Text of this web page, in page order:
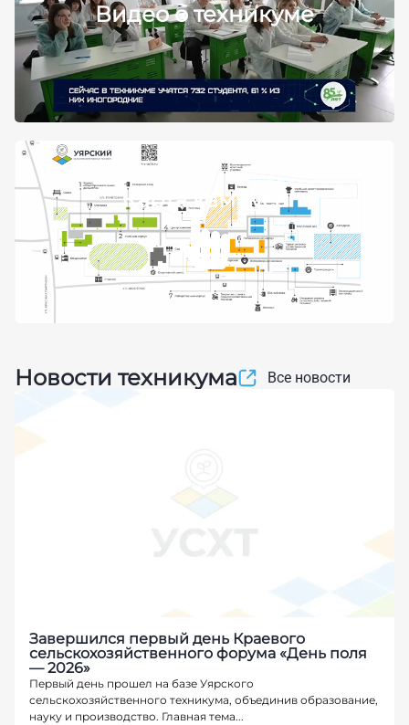
Видео о техникуме
Карта кампуса
Новости техникума Все новости
Завершился первый день Краевого
сельскохозяйственного форума «День поля
— 2026»
Первый день прошел на базе Уярского
сельскохозяйственного техникума, объединив образование,
науку и производство. Главная тема...